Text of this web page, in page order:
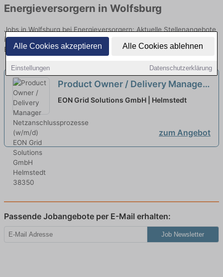
Alle Cookies akzeptieren Alle Cookies ablehnen
Einstellungen Datenschutzerklärung
Energieversorgern in Wolfsburg
Jobs in Wolfsburg bei Energieversorgern: Aktuelle Stellenangebote
in Energieversorgung, Netzbetrieb und Kundenservice. Jetzt
Berufe und Einstiegsmöglichkeiten vergleichen.
Product Owner / Delivery Manager
Netzanschlussprozesse (w/m/d)
EON Grid Solutions GmbH | Helmstedt
zum Angebot
Passende Jobangebote per E-Mail erhalten:
Job Newsletter